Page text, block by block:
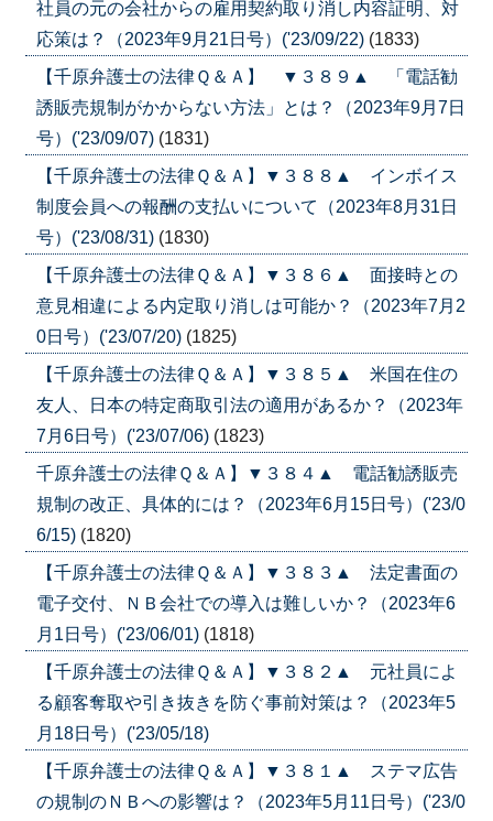
社員の元の会社からの雇用契約取り消し内容証明、対
応策は？（2023年9月21日号）('23/09/22) (1833)
【千原弁護士の法律Ｑ＆Ａ】 ▼３８９▲ 「電話勧
誘販売規制がかからない方法」とは？（2023年9月7日
号）('23/09/07) (1831)
【千原弁護士の法律Ｑ＆Ａ】▼３８８▲ インボイス
制度会員への報酬の支払いについて（2023年8月31日
号）('23/08/31) (1830)
【千原弁護士の法律Ｑ＆Ａ】▼３８６▲ 面接時との
意見相違による内定取り消しは可能か？（2023年7月2
0日号）('23/07/20) (1825)
【千原弁護士の法律Ｑ＆Ａ】▼３８５▲ 米国在住の
友人、日本の特定商取引法の適用があるか？（2023年
7月6日号）('23/07/06) (1823)
千原弁護士の法律Ｑ＆Ａ】▼３８４▲ 電話勧誘販売
規制の改正、具体的には？（2023年6月15日号）('23/0
6/15) (1820)
【千原弁護士の法律Ｑ＆Ａ】▼３８３▲ 法定書面の
電子交付、ＮＢ会社での導入は難しいか？（2023年6
月1日号）('23/06/01) (1818)
【千原弁護士の法律Ｑ＆Ａ】▼３８２▲ 元社員によ
る顧客奪取や引き抜きを防ぐ事前対策は？（2023年5
月18日号）('23/05/18)
【千原弁護士の法律Ｑ＆Ａ】▼３８１▲ ステマ広告
の規制のＮＢへの影響は？（2023年5月11日号）('23/0